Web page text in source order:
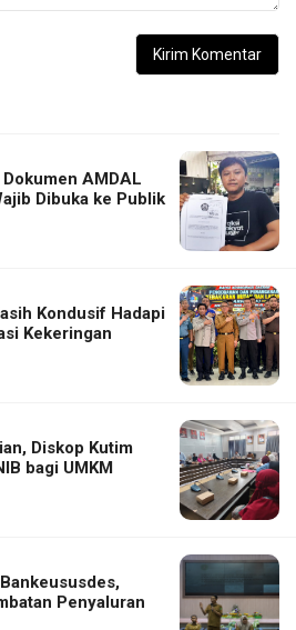
AMDAL
Dibuka ke Publik
Kondusif Hadapi
Kekeringan
Diskop Kutim
bagi UMKM
Penyaluran